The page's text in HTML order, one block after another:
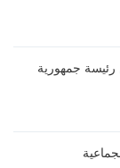
رئيسة جمهورية